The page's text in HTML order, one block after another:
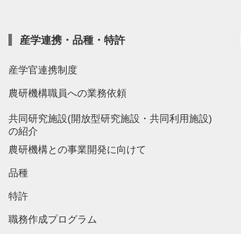
産学連携・品種・特許
産学官連携制度
農研機構職員への業務依頼
共同研究施設(開放型研究施設・共同利用施設)
の紹介
農研機構との事業開発に向けて
品種
特許
職務作成プログラム